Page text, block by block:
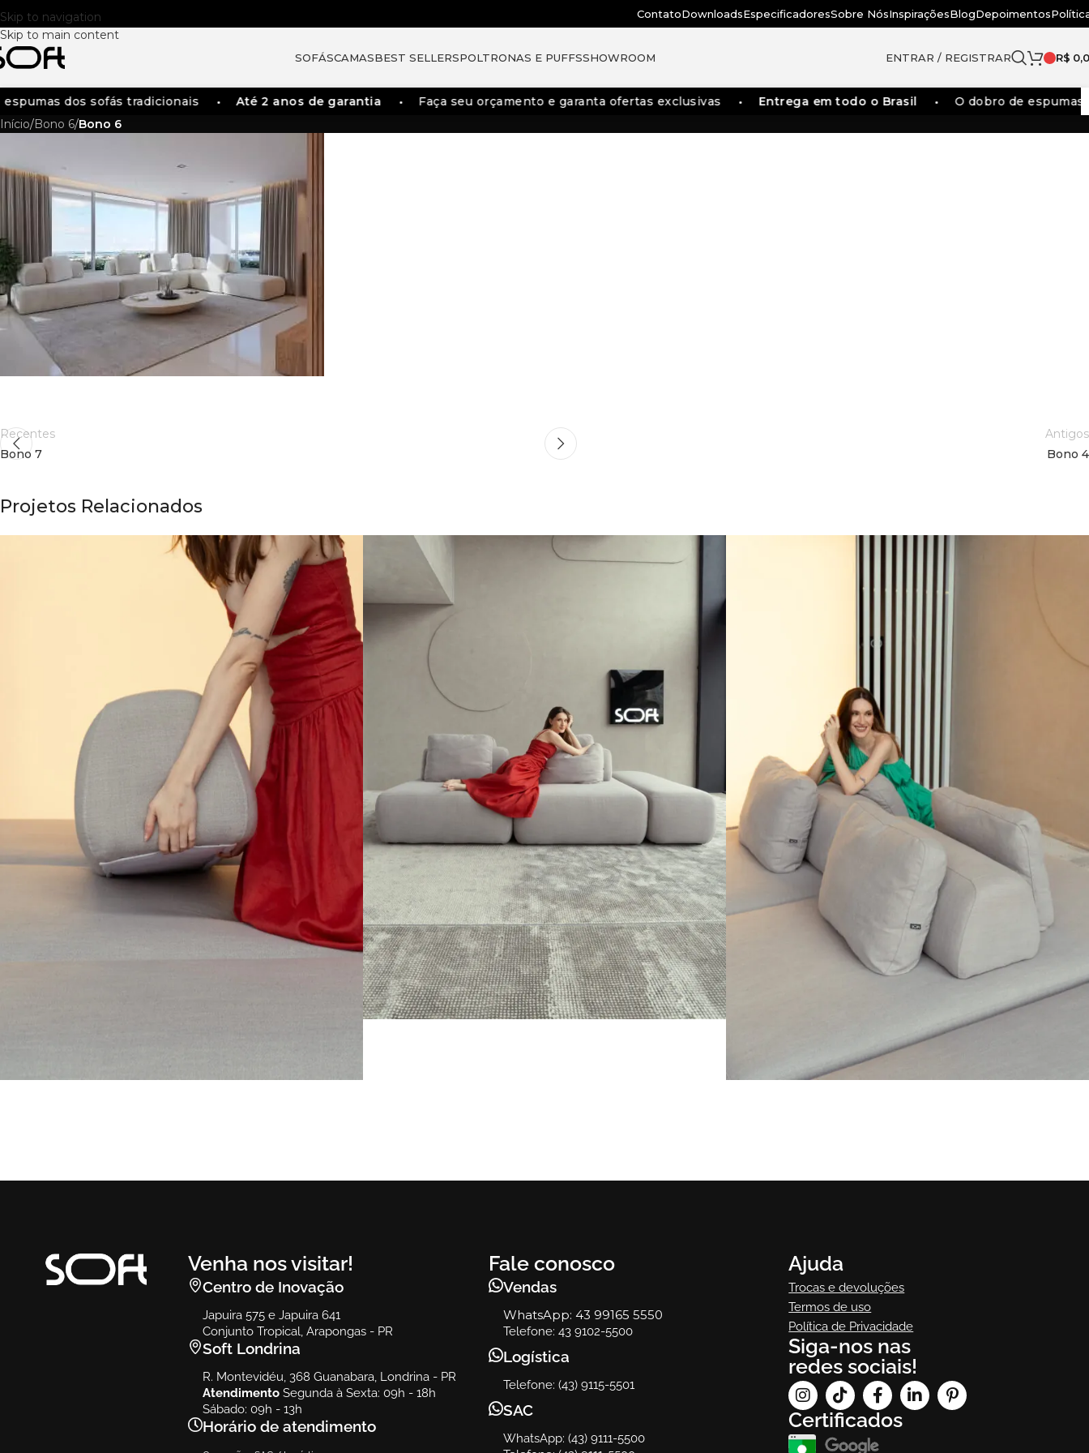
Skip to navigation
Skip to main content
ContatoDownloadsEspecificadoresSobre NósInspiraçõesBlogDepoimentos
SOFÁSCAMASBEST SELLERSPOLTRONAS E PUFFSSHOWROOM ENTRAR / REGISTRAR R$
dos sofás tradicionais Até 2 anos de garantia Faça seu orçamento e garanta ofertas exclusivas Entrega em todo o Brasil
O dobro de espumas
Início/Bono 6/Bono 6
Recentes
Bono 7
Antigos
Bono 4
Projetos Relacionados
Venha nos visitar!
Centro de Inovação
Japuira 575 e Japuira 641
Conjunto Tropical, Arapongas - PR
Soft Londrina
R. Montevidéu, 368 Guanabara, Londrina - PR
AtendimentoSegunda à Sexta: 09h - 18h
Sábado: 09h - 13h
Horário de atendimento
Fale conosco
Vendas
WhatsApp: 43 99165 5550
Telefone: 43 9102-5500
Logística
Telefone: (43) 9115-5501
SAC
WhatsApp: (43) 9111-5500
Ajuda
Trocas e devoluções
Termos de uso
Política de Privacidade
Siga-nos nas
redes sociais!
Certificados